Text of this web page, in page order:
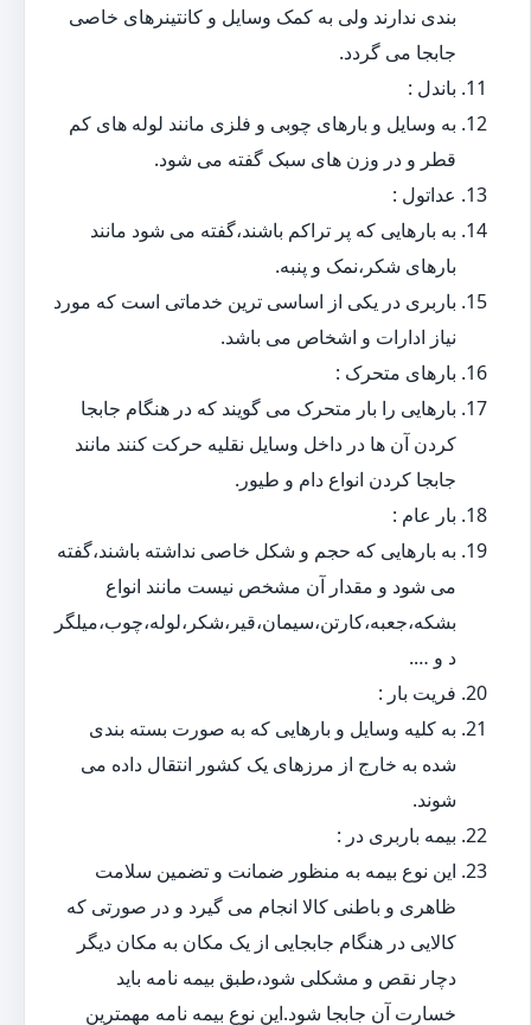
بندی ندارند ولی به کمک وسایل و کانتینرهای خاصی
جابجا می گردد.
باندل :
به وسایل و بارهای چوبی و فلزی مانند لوله های کم
قطر و در وزن های سبک گفته می شود.
عداتول :
به بارهایی که پر تراکم باشند،گفته می شود مانند
بارهای شکر،نمک و پنبه.
باربری در یکی از اساسی ترین خدماتی است که مورد
نیاز ادارات و اشخاص می باشد.
بارهای متحرک :
بارهایی را بار متحرک می گویند که در هنگام جابجا
کردن آن ها در داخل وسایل نقلیه حرکت کنند مانند
جابجا کردن انواع دام و طیور.
بار عام :
به بارهایی که حجم و شکل خاصی نداشته باشند،گفته
می شود و مقدار آن مشخص نیست مانند انواع
بشکه،جعبه،کارتن،سیمان،قیر،شکر،لوله،چوب،میلگر
د و ….
فریت بار :
به کلیه وسایل و بارهایی که به صورت بسته بندی
شده به خارج از مرزهای یک کشور انتقال داده می
شوند.
بیمه باربری در :
این نوع بیمه به منظور ضمانت و تضمین سلامت
ظاهری و باطنی کالا انجام می گیرد و در صورتی که
کالایی در هنگام جابجایی از یک مکان به مکان دیگر
دچار نقص و مشکلی شود،طبق بیمه نامه باید
خسارت آن جابجا شود.این نوع بیمه نامه مهمترین